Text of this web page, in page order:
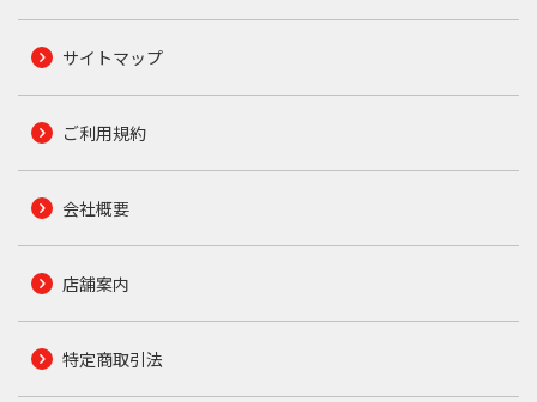
サイトマップ
ご利用規約
会社概要
店舗案内
特定商取引法